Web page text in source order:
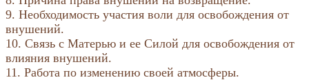
9. Необходимость участия воли для освобождения от
внушений.
10. Связь с Матерью и ее Силой для освобождения от
влияния внушений.
11. Работа по изменению своей атмосферы.